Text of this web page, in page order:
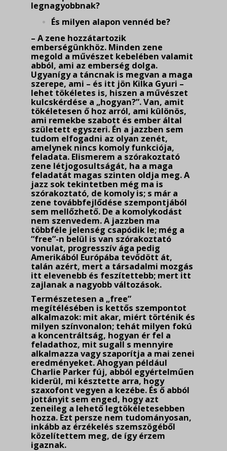
legnagyobbnak?
És milyen alapon vennéd be?
– A zene hozzátartozik
emberségünkhöz. Minden zene
megold a művészet kebelében va­lamit
abból, ami az emberség dolga.
Ugyanígy a táncnak is megvan a maga
szerepe, ami – és itt jön Kilka Gyuri –
lehet tökéletes is, hiszen a művészet
kulcskérdése a „hogyan?”. Van, amit
tökéletesen ő hoz arról, ami különös,
ami remekbe szabott és ember által
született egyszeri. Én a jazzben sem
tudom elfogadni az olyan zenét,
amelynek nincs komoly funkciója,
feladata. Elismerem a szórakoztató
zene létjogosultságát, ha a maga
feladatát magas szinten oldja meg. A
jazz sok tekintetben még ma is
szórakoztató, de komoly is; s már a
zene továbbfejlődése szempontjából
sem mellőzhető. De a komolykodást
nem szenvedem. A jazzben ma
többféle jelenség csapódik le; még a
“free”-n belül is van szórakoztató
vonulat, progresszív ága pedig
Amerikából Európába tevődött át,
talán azért, mert a társadalmi mozgás
itt elevenebb és fe­szí­tettebb; mert itt
zajlanak a nagyobb változások.
Természetesen a „free”
megítélésében is kettős szempontot
alkalmazok: mit akar, miért történik és
milyen színvonalon; tehát milyen fokú
a koncentráltság, hogyan ér fel a
feladathoz, mit sugall s mennyire
alkalmazza vagy szaporítja a mai zenei
eredményeket. Ahogyan például
Charlie Parker fúj, abból egyértelműen
kiderül, mi késztette arra, hogy
szaxofont vegyen a kezébe. És ő abból
jottányit sem enged, hogy azt
zeneileg a lehető legtökéletesebben
hozza. Ezt persze nem tudományosan,
inkább az érzékelés szemszögéből
közelítettem meg, de így érzem
igaznak.